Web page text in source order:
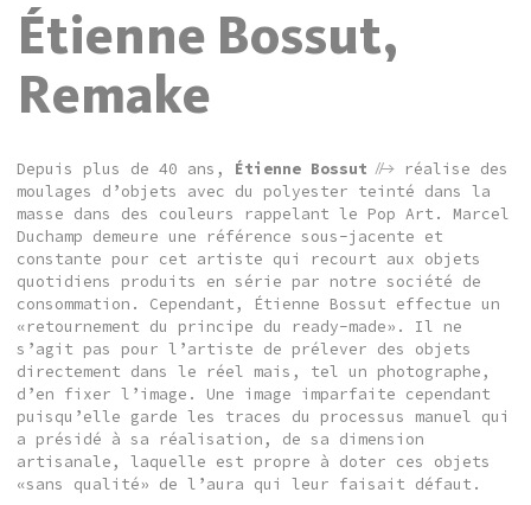
Étienne Bossut,
Remake
Depuis plus de 40 ans, Étienne Bossut
réalise des
moulages d’objets avec du polyester teinté dans la
masse dans des couleurs rappelant le Pop Art. Marcel
Duchamp demeure une référence sous-jacente et
constante pour cet artiste qui recourt aux objets
quotidiens produits en série par notre société de
consommation. Cependant, Étienne Bossut effectue un
«retournement du principe du ready-made». Il ne
s’agit pas pour l’artiste de prélever des objets
directement dans le réel mais, tel un photographe,
d’en fixer l’image. Une image imparfaite cependant
puisqu’elle garde les traces du processus manuel qui
a présidé à sa réalisation, de sa dimension
artisanale, laquelle est propre à doter ces objets
«sans qualité» de l’aura qui leur faisait défaut.